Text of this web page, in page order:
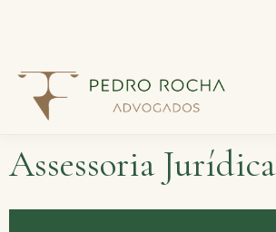
Assessoria Jurídica